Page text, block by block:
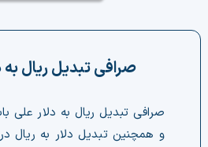
صرافی تبدیل ریال به
صرافی تبدیل ریال به دلار علی
و همچنین تبدیل دلار به ریال